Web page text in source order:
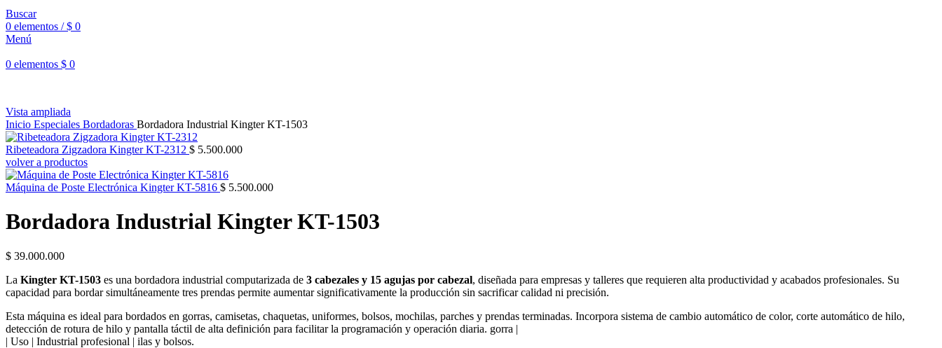
Buscar
0 elementos / $ 0
Menú
0 elementos $ 0
Vista ampliada
Inicio Especiales Bordadoras Bordadora Industrial Kingter KT-1503
Ribeteadora Zigzadora Kingter KT-2312 $ 5.500.000
volver a productos
Máquina de Poste Electrónica Kingter KT-5816 $ 5.500.000
Bordadora Industrial Kingter KT-1503
$ 39.000.000
La Kingter KT-1503 es una bordadora industrial computarizada de 3 cabezales y 15 agujas por cabezal, diseñada para empresas y talleres que requieren alta productividad y acabados profesionales. Su
capacidad para bordar simultáneamente tres prendas permite aumentar significativamente la producción sin sacrificar calidad ni precisión.
Esta máquina es ideal para bordados en gorras, camisetas, chaquetas, uniformes, bolsos, mochilas, parches y prendas terminadas. Incorpora sistema de cambio automático de color, corte automático de hilo,
detección de rotura de hilo y pantalla táctil de alta definición para facilitar la programación y operación diaria. gorra |
| Uso | Industrial profesional | ilas y bolsos.